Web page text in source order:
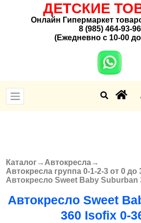
ДЕТСКИЕ
Онлайн Гипермаркет
8 (985) 464-93-96
(Ежедневно с 10-00
Вы здесь
Каталог→ Автокресла→
Автокресла группа 0-1-2-3 от 0 до
Автокресло Sweet Baby Suburban
Автокресло Sweet
360 Isofix 0-